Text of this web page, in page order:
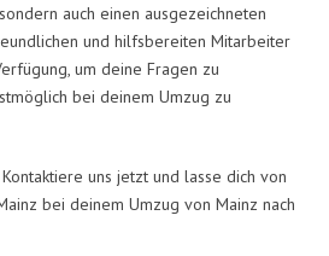
auch einen ausgezeichneten
und hilfsbereiten Mitarbeiter
um deine Fragen zu
bei deinem Umzug zu
uns jetzt und lasse dich von
bei deinem Umzug von Mainz nach